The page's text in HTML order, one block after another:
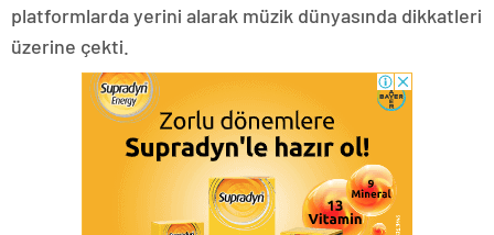
platformlarda yerini alarak müzik dünyasında dikkatleri
üzerine çekti.